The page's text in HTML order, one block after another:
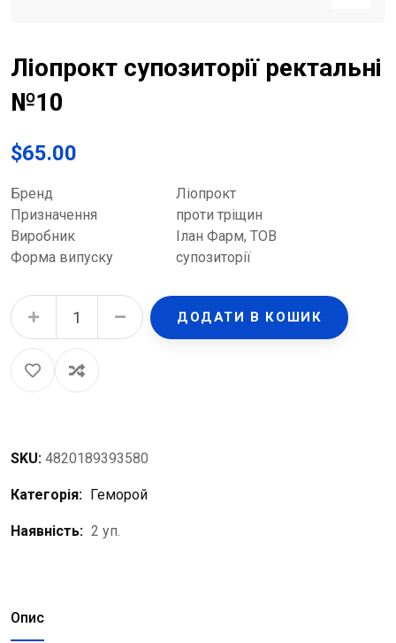
Ліопрокт супозиторії ректальні
№10
$65.00
Бренд
Ліопрокт
Призначення
проти тріщин
Виробник
Ілан Фарм, ТОВ
Форма випуску
супозиторії
Ліопрокт супозиторії ректальні №10 quantity
ДОДАТИ В КОШИК
SKU: 4820189393580
Категорія: Геморой
Наявність: 2 уп.
Опис